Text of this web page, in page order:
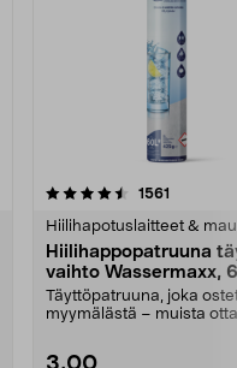
1561
Hiilihapotuslaitteet &
Hiilihappopatruuna
vaihto Wassermaxx,
Täyttöpatruuna, joka
myymälästä – muista
4.5viidestä